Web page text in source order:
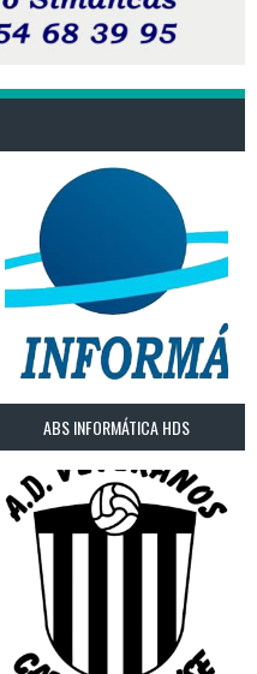
ABS INFORMÁTICA HDS